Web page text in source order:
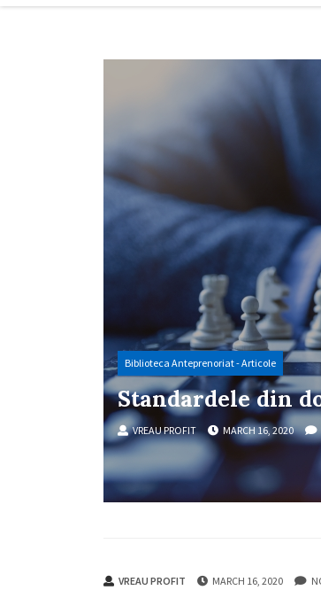
Biblioteca Anteprenoriat - Articole
Standardele din
VREAU PROFIT MARCH 16, 2020
VREAU PROFIT MARCH 16, 2020